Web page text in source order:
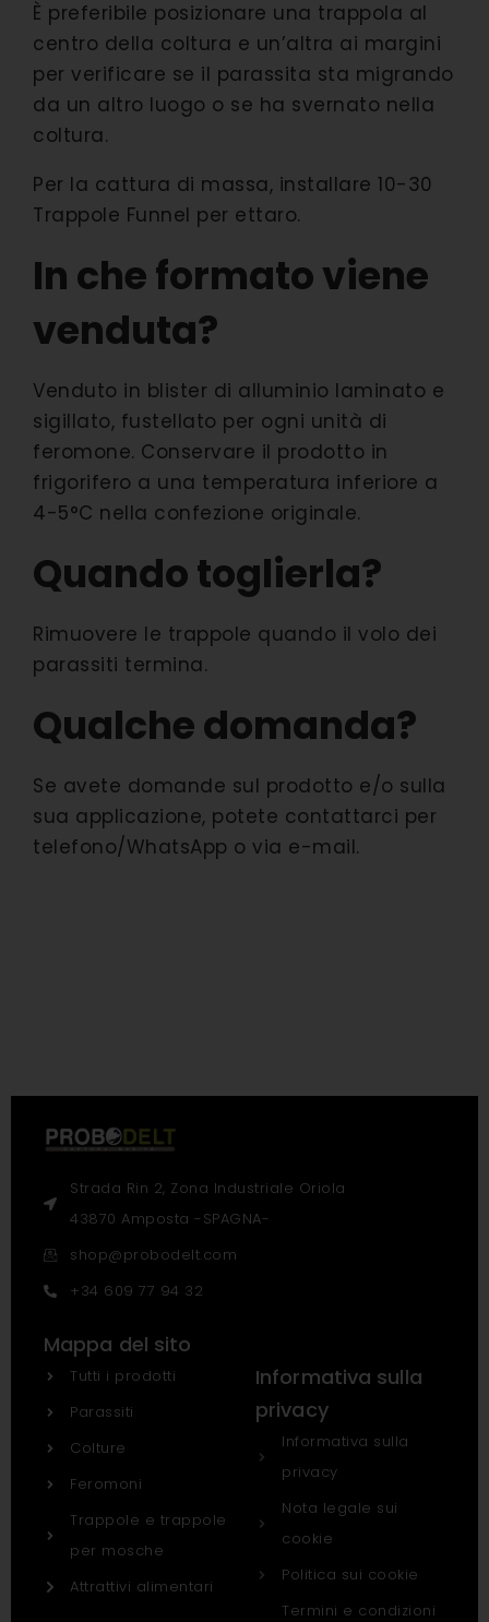
È preferibile posizionare una trappola al
centro della coltura e un’altra ai margini
per verificare se il parassita sta migrando
da un altro luogo o se ha svernato nella
coltura.
Per la cattura di massa, installare 10-30
Trappole Funnel per ettaro.
In che formato viene
venduta?
Venduto in blister di alluminio laminato e
sigillato, fustellato per ogni unità di
feromone. Conservare il prodotto in
frigorifero a una temperatura inferiore a
4-5°C nella confezione originale.
Quando toglierla?
Rimuovere le trappole quando il volo dei
parassiti termina.
Qualche domanda?
Se avete domande sul prodotto e/o sulla
sua applicazione, potete contattarci per
telefono/WhatsApp o via e-mail.
Strada Rin 2, Zona Industriale Oriola
43870 Amposta -SPAGNA-
shop@probodelt.com
+34 609 77 94 32
Mappa del sito
Tutti i prodotti
Parassiti
Colture
Feromoni
Trappole e trappole
per mosche
Attrattivi alimentari
Informativa sulla
privacy
Informativa sulla
privacy
Nota legale sui
cookie
Politica sui cookie
Termini e condizioni